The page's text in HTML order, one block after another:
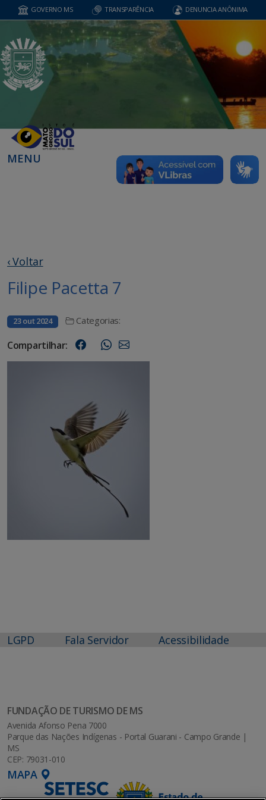
GOVERNO MS TRANSPARÊNCIA DENUNCIA ANÔNIMA
MENU
‹ Voltar
Filipe Pacetta 7
23 out 2024 Categorias:
Compartilhar:
LGPD Fala Servidor Acessibilidade
FUNDAÇÃO DE TURISMO DE MS
Avenida Afonso Pena 7000
Parque das Nações Indígenas - Portal Guarani - Campo Grande |
MS
CEP: 79031-010
MAPA